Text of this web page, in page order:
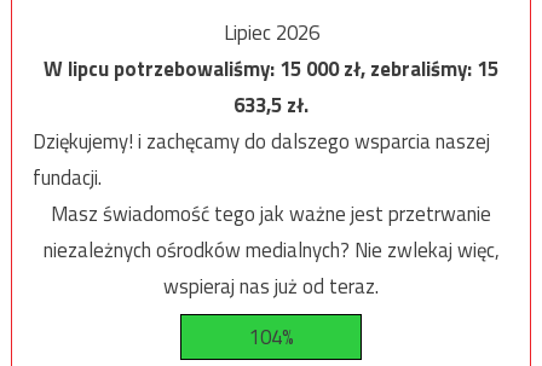
Lipiec 2026
W lipcu potrzebowaliśmy:15 000zł, zebraliśmy:15
633,5zł.
Dziękujemy! i zachęcamy do dalszego wsparcia naszej
fundacji.
Masz świadomość tego jak ważne jest przetrwanie
niezależnych ośrodków medialnych? Nie zwlekaj więc,
wspieraj nas już od teraz.
104%